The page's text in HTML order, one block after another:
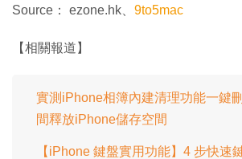
:
1
Source： ezone.hk、 9to5mac
【相關報道】
實測iPhone相簿內建清理功能一鍵
間釋放iPhone儲存空間
【iPhone 鍵盤實用功能】4 步快速